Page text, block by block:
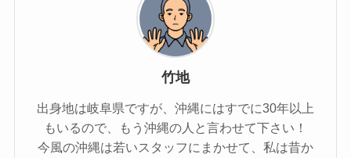
竹地
出身地は岐阜県ですが、沖縄にはすでに30年以上
もいるので、もう沖縄の人と言わせて下さい！
今風の沖縄は若いスタッフにまかせて、私は昔か